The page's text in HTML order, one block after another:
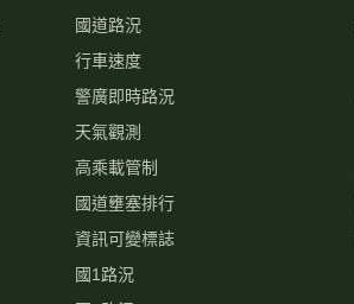
國道路況
行車速度
警廣即時路況
天氣觀測
高乘載管制
國道壅塞排行
資訊可變標誌
國1路況